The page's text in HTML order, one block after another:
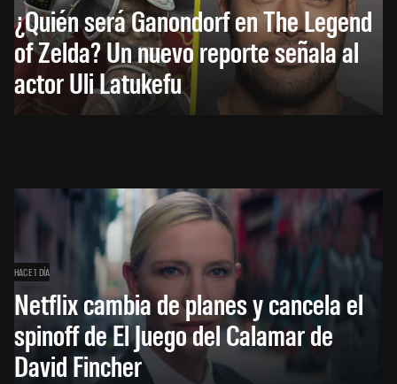
¿Quién será Ganondorf en The Legend
of Zelda? Un nuevo reporte señala al
actor Uli Latukefu
HACE 1 DÍA
Netflix cambia de planes y cancela el
spinoff de El Juego del Calamar de
David Fincher